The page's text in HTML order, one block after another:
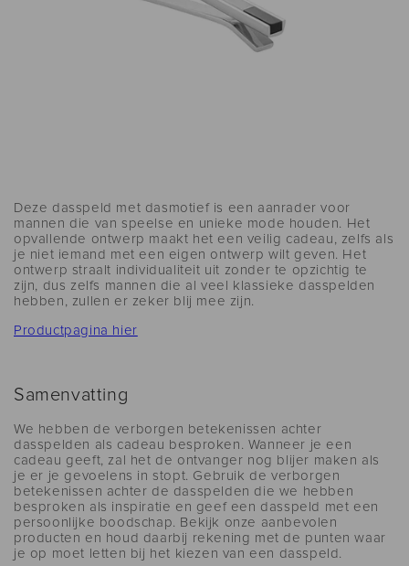
Deze dasspeld met dasmotief is een aanrader voor
mannen die van speelse en unieke mode houden. Het
opvallende ontwerp maakt het een veilig cadeau, zelfs als
je niet iemand met een eigen ontwerp wilt geven. Het
ontwerp straalt individualiteit uit zonder te opzichtig te
zijn, dus zelfs mannen die al veel klassieke dasspelden
hebben, zullen er zeker blij mee zijn.
Productpagina hier
Samenvatting
We hebben de verborgen betekenissen achter
dasspelden als cadeau besproken. Wanneer je een
cadeau geeft, zal het de ontvanger nog blijer maken als
je er je gevoelens in stopt. Gebruik de verborgen
betekenissen achter de dasspelden die we hebben
besproken als inspiratie en geef een dasspeld met een
persoonlijke boodschap. Bekijk onze aanbevolen
producten en houd daarbij rekening met de punten waar
je op moet letten bij het kiezen van een dasspeld.